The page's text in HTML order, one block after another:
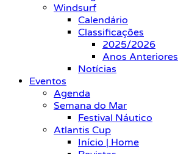
Windsurf
Calendário
Classificações
2025/2026
Anos Anteriores
Notícias
Eventos
Agenda
Semana do Mar
Festival Náutico
Atlantis Cup
Início | Home